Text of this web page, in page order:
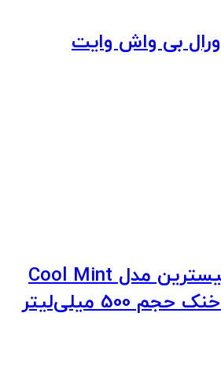
بی واش وایت
دهان‌شوی لیسترین مدل Cool Mint
رایحه نعناع خنک حجم 500 میلی‌لیتر